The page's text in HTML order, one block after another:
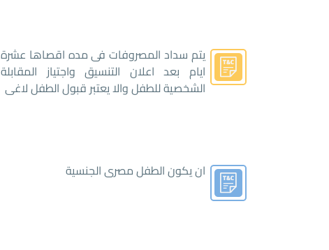
يتم سداد المصروفات فى مده اقصاها عشرة
ايام بعد اعلان التنسيق واجتياز المقابلة
الشخصية للطفل والا يعتبر قبول الطفل لاغى
ان يكون الطفل مصرى الجنسية